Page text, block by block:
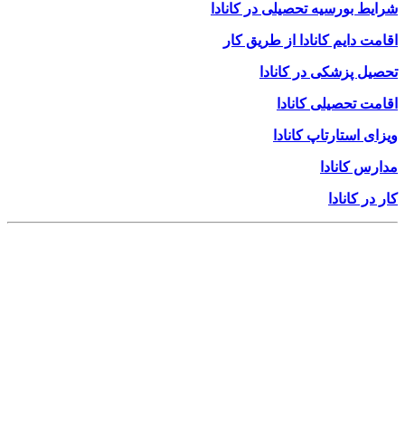
شرایط بورسیه تحصیلی در کانادا
اقامت دایم کانادا از طریق کار
تحصیل پزشکی در کانادا
اقامت تحصیلی کانادا
ویزای استارتاپ کانادا
مدارس کانادا
کار در کانادا